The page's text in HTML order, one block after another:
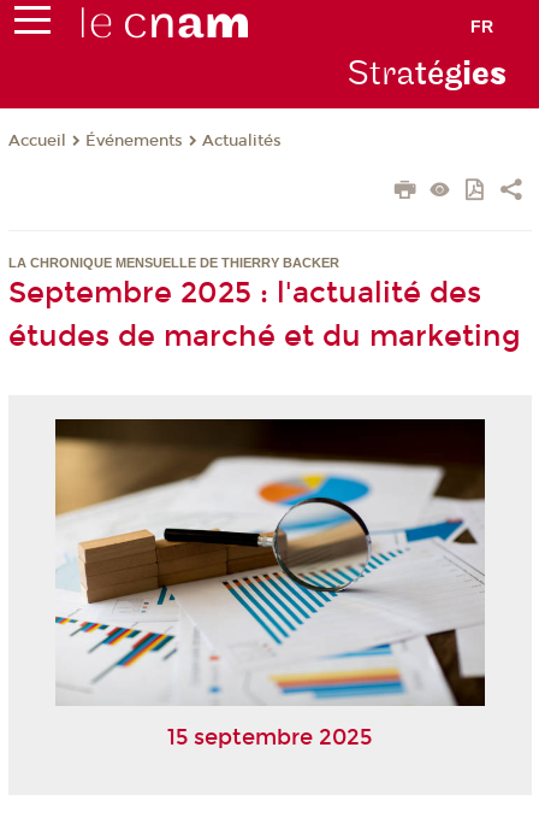
FR
Stratégies
Accueil Événements Actualités
LA CHRONIQUE MENSUELLE DE THIERRY BACKER
Septembre 2025 : l'actualité des
études de marché et du marketing
15 septembre 2025